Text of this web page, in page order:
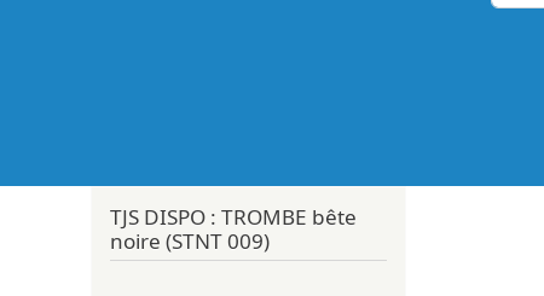
TJS DISPO : TROMBE bête
noire (STNT 009)